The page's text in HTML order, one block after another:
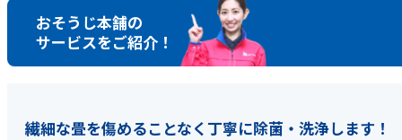
おそうじ本舗の
サービスをご紹介！
繊細な畳を傷めることなく丁寧に除菌・洗浄します！